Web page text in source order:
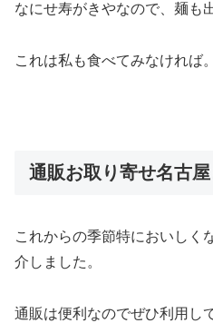
なにせ寿がきやなので、麺も
これは私も食べてみなければ。
通販お取り寄せ名古
これからの季節特においしく
介しました。
通販は便利なのでぜひ利用し